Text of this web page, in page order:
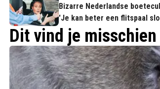
Bizarre Nederlandse
'Je kan beter een flitspaal
voorbijrijden'
Dit vind je